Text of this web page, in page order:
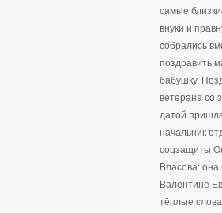
самые
внуки и
собрались
поздравить
бабушку.
ветерана со
датой
начальник
соцзащиты
Власова:
Валентине
тёплые